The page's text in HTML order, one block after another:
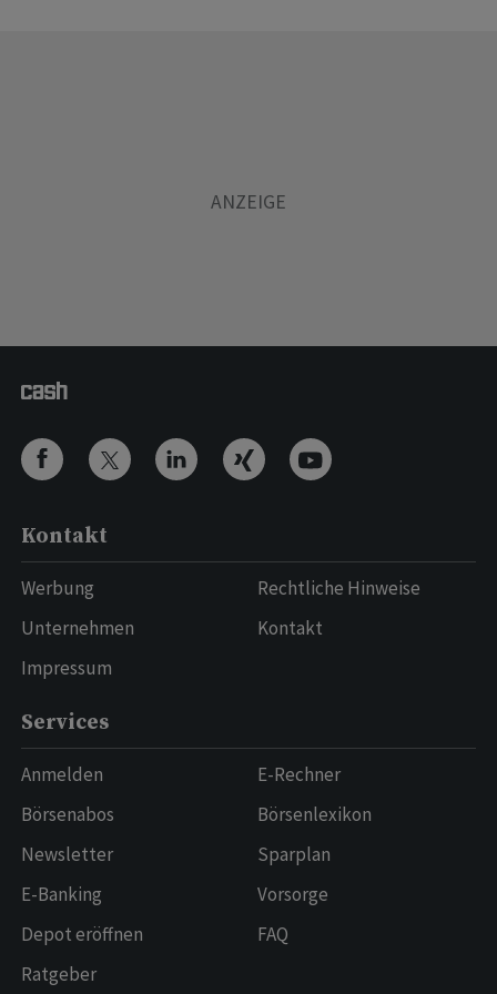
Kontakt
Werbung
Unternehmen
Impressum
Rechtliche Hinweise
Kontakt
Services
Anmelden
Börsenabos
Newsletter
E-Banking
Depot eröffnen
Ratgeber
E-Rechner
Börsenlexikon
Sparplan
Vorsorge
FAQ